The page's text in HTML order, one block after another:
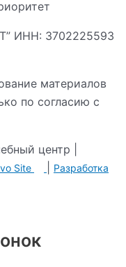
ИНН: 3702225593
материалов
по согласию с
центр |
Site
Разработка